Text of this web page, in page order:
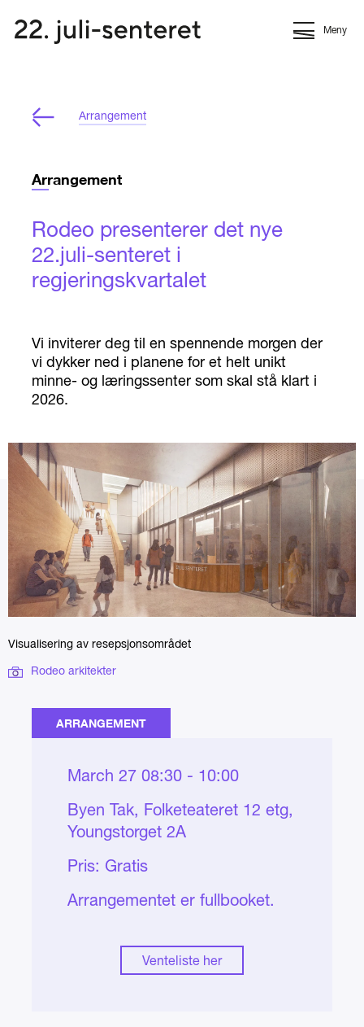
Meny
Arrangement
Arrangement
Rodeo presenterer det nye
22.juli-senteret i
regjeringskvartalet
Vi inviterer deg til en spennende morgen der
vi dykker ned i planene for et helt unikt
minne- og læringssenter som skal stå klart i
2026.
Visualisering av resepsjonsområdet
Rodeo arkitekter
ARRANGEMENT
March 27 08:30 - 10:00
Byen Tak, Folketeateret 12 etg,
Youngstorget 2A
Pris: Gratis
Arrangementet er fullbooket.
Venteliste her